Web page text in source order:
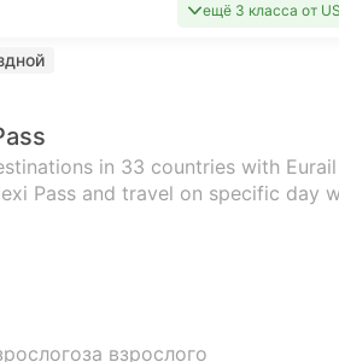
ещё 3 класса от
in 33 countries with
Pass and travel on specific day
за взрослого